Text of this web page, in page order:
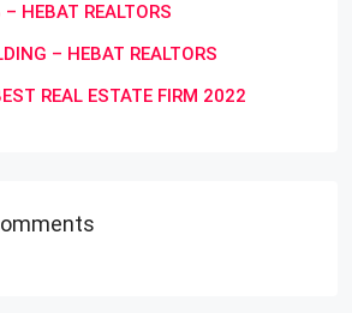
HEBAT REALTORS
– HEBAT REALTORS
REAL ESTATE FIRM 2022